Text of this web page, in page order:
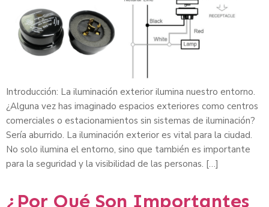
Introducción: La iluminación exterior ilumina nuestro entorno.
¿Alguna vez has imaginado espacios exteriores como centros
comerciales o estacionamientos sin sistemas de iluminación?
Sería aburrido. La iluminación exterior es vital para la ciudad.
No solo ilumina el entorno, sino que también es importante
para la seguridad y la visibilidad de las personas. […]
¿Por Qué Son Importantes